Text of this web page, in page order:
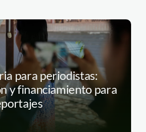
para periodistas:
y financiamiento para